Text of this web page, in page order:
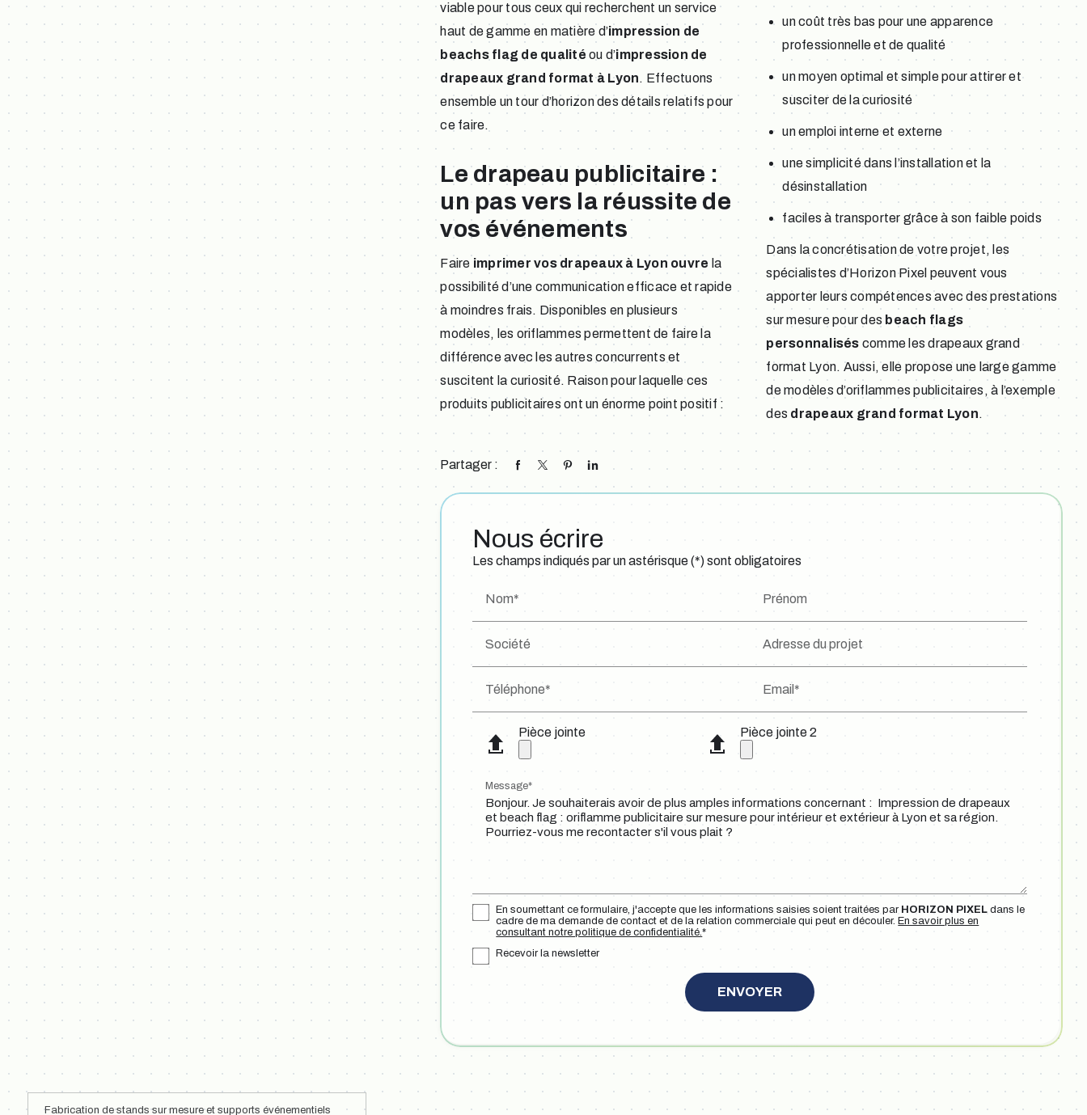
viable pour tous ceux qui recherchent un service
haut de gamme en matière d’impression de
beachs flag de qualité ou d’impression de
drapeaux grand format à Lyon. Effectuons
ensemble un tour d’horizon des détails relatifs pour
ce faire.
Le drapeau publicitaire :
un pas vers la réussite de
vos événements
Faire imprimer vos drapeaux à Lyon ouvre la
possibilité d’une communication efficace et rapide
à moindres frais. Disponibles en plusieurs
modèles, les oriflammes permettent de faire la
différence avec les autres concurrents et
suscitent la curiosité. Raison pour laquelle ces
produits publicitaires ont un énorme point positif :
un coût très bas pour une apparence
professionnelle et de qualité
un moyen optimal et simple pour attirer et
susciter de la curiosité
un emploi interne et externe
une simplicité dans l’installation et la
désinstallation
faciles à transporter grâce à son faible poids
Dans la concrétisation de votre projet, les
spécialistes d’Horizon Pixel peuvent vous
apporter leurs compétences avec des prestations
sur mesure pour des beach flags
personnalisés comme les drapeaux grand
format Lyon. Aussi, elle propose une large gamme
de modèles d’oriflammes publicitaires, à l’exemple
des drapeaux grand format Lyon.
Partager :
Nous écrire
Les champs indiqués par un astérisque (*) sont obligatoires
Nom* Prénom
Société Adresse du projet
Téléphone* Email*
Pièce jointe Pièce jointe 2
Message*
En soumettant ce formulaire, j'accepte que les informations saisies soient traitées par HORIZON PIXEL dans le
cadre de ma demande de contact et de la relation commerciale qui peut en découler.En savoir plus en
consultant notre politique de confidentialité.*
Recevoir la newsletter
Fabrication de stands sur mesure et supports événementiels